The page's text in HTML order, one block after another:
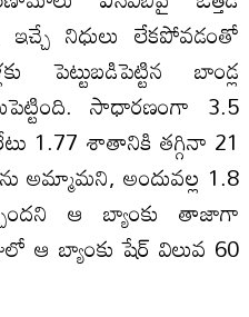
నిధులు లేకపోవడంతో
పెట్టుబడిపెట్టిన బాండ్ల
సాధారణంగా 3.5
1.77 శాతానికి తగ్గినా 21
అమ్మామని, అందువల్ల 1.8
ఆ బ్యాంకు తాజాగా
ఆ బ్యాంకు షేర్‌ విలువ 60